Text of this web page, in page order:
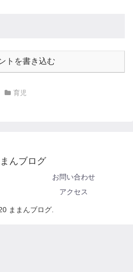
トを書き込む
育児
んブログ
お問い合わせ
アクセス
ままんブログ.